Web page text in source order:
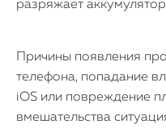
разряжает
Причины появления
телефона, попадание
iOS или повреждение
вмешательства